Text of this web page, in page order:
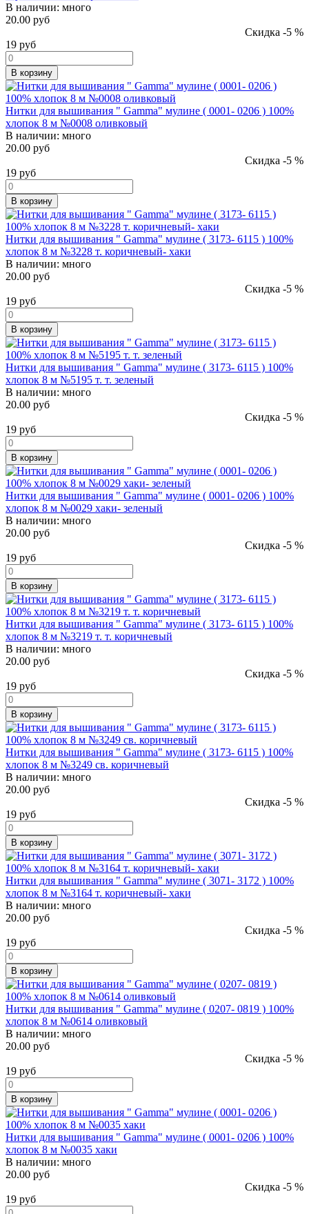
В наличии: много
20.00 руб
Скидка -5 %
19 руб
В корзину
Нитки для вышивания " Gamma" мулине ( 0001- 0206 ) 100%
хлопок 8 м №0008 оливковый
В наличии: много
20.00 руб
Скидка -5 %
19 руб
В корзину
Нитки для вышивания " Gamma" мулине ( 3173- 6115 ) 100%
хлопок 8 м №3228 т. коричневый- хаки
В наличии: много
20.00 руб
Скидка -5 %
19 руб
В корзину
Нитки для вышивания " Gamma" мулине ( 3173- 6115 ) 100%
хлопок 8 м №5195 т. т. зеленый
В наличии: много
20.00 руб
Скидка -5 %
19 руб
В корзину
Нитки для вышивания " Gamma" мулине ( 0001- 0206 ) 100%
хлопок 8 м №0029 хаки- зеленый
В наличии: много
20.00 руб
Скидка -5 %
19 руб
В корзину
Нитки для вышивания " Gamma" мулине ( 3173- 6115 ) 100%
хлопок 8 м №3219 т. т. коричневый
В наличии: много
20.00 руб
Скидка -5 %
19 руб
В корзину
Нитки для вышивания " Gamma" мулине ( 3173- 6115 ) 100%
хлопок 8 м №3249 св. коричневый
В наличии: много
20.00 руб
Скидка -5 %
19 руб
В корзину
Нитки для вышивания " Gamma" мулине ( 3071- 3172 ) 100%
хлопок 8 м №3164 т. коричневый- хаки
В наличии: много
20.00 руб
Скидка -5 %
19 руб
В корзину
Нитки для вышивания " Gamma" мулине ( 0207- 0819 ) 100%
хлопок 8 м №0614 оливковый
В наличии: много
20.00 руб
Скидка -5 %
19 руб
В корзину
Нитки для вышивания " Gamma" мулине ( 0001- 0206 ) 100%
хлопок 8 м №0035 хаки
В наличии: много
20.00 руб
Скидка -5 %
19 руб